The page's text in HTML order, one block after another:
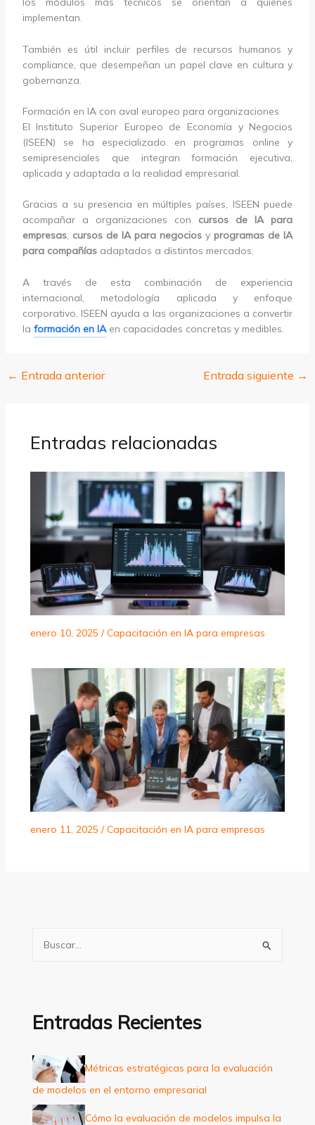
implementan.
También es útil incluir perfiles de recursos humanos y
compliance, que desempeñan un papel clave en cultura y
gobernanza.
Formación en IA con aval europeo para organizaciones
El Instituto Superior Europeo de Economía y Negocios
(ISEEN) se ha especializado en programas online y
semipresenciales que integran formación ejecutiva,
aplicada y adaptada a la realidad empresarial.
Gracias a su presencia en múltiples países, ISEEN puede
acompañar a organizaciones con cursos de IA para
empresas, cursos de IA para negocios yprogramas de IA
para compañíasadaptados a distintos mercados.
A través de esta combinación de experiencia
internacional, metodología aplicada y enfoque
corporativo, ISEEN ayuda a las organizaciones a convertir
la formación en IAen capacidades concretas y medibles.
← Entrada anterior Entrada siguiente →
Entradas relacionadas
enero 10, 2025 /Capacitación en IA para empresas
enero 11, 2025 /Capacitación en IA para empresas
a
p
o
r
:
Entradas Recientes
Métricas estratégicas para la evaluación
de modelos en el entorno empresarial
Cómo la evaluación de modelos impulsa la